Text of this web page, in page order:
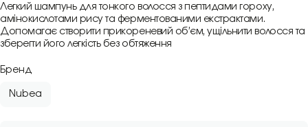
Легкий шампунь для тонкого волосся з пептидами гороху,
амінокислотами рису та ферментованими екстрактами.
Допомагає створити прикореневий об’єм, ущільнити волосся та
зберегти його легкість без обтяження
Бренд
Nubea